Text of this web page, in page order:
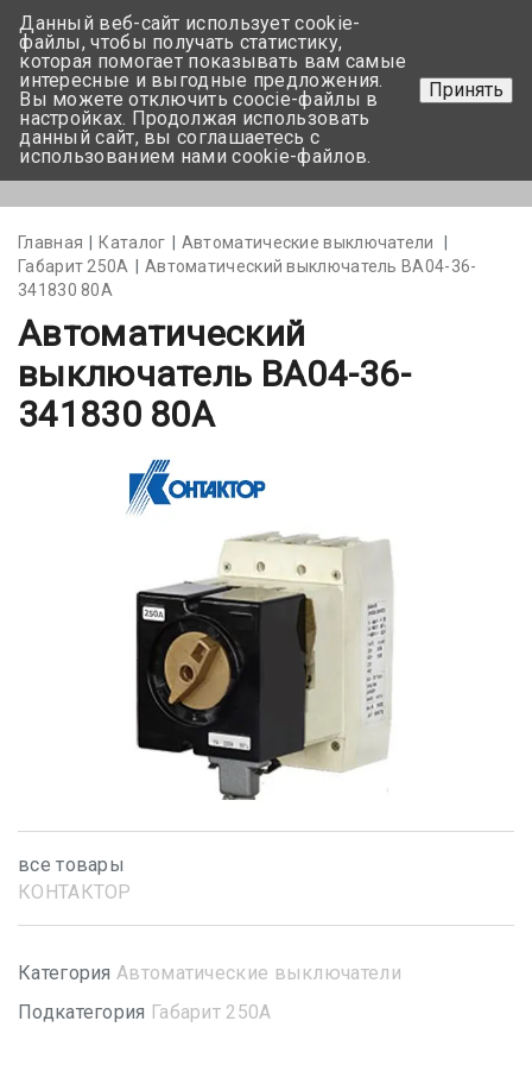
+375 17-350-99-56
+375 44-752-82-08
Задать вопрос
Главная Каталог
Автоматические выключатели
Габарит 250А
Автоматический выключатель ВА04-36-
341830 80А
Автоматический
выключатель ВА04-36-
341830 80А
все товары
КОНТАКТОР
Категория Автоматические выключатели
Подкатегория Габарит 250А
Данный веб-сайт использует cookie-
файлы, чтобы получать статистику,
которая помогает показывать вам самые
интересные и выгодные предложения.
Вы можете отключить coocie-файлы в
настройках. Продолжая использовать
данный сайт, вы соглашаетесь с
использованием нами cookie-файлов.
Принять